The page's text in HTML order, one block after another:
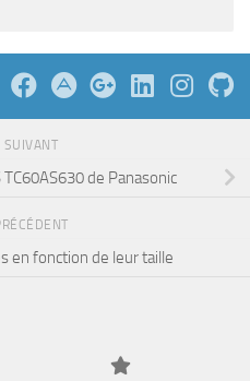
SUIVANT
de Panasonic
en fonction de leur taille